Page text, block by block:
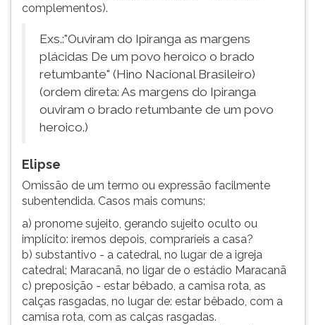
complementos).
Exs.:"Ouviram do Ipiranga as margens
plácidas De um povo heroico o brado
retumbante" (Hino Nacional Brasileiro)
(ordem direta: As margens do Ipiranga
ouviram o brado retumbante de um povo
heroico.)
Elipse
Omissão de um termo ou expressão facilmente
subentendida. Casos mais comuns:
a) pronome sujeito, gerando sujeito oculto ou
implícito: iremos depois, compraríeis a casa?
b) substantivo - a catedral, no lugar de a igreja
catedral; Maracanã, no ligar de o estádio Maracanã
c) preposição - estar bêbado, a camisa rota, as
calças rasgadas, no lugar de: estar bêbado, com a
camisa rota, com as calças rasgadas.